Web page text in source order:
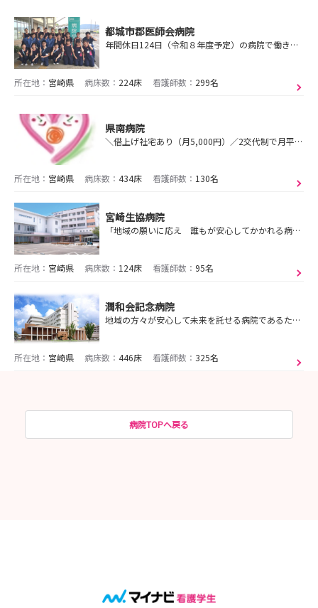
都城市郡医師会病院
年間休日124日（令和８年度予定）の病院で働きませんか？令和９年４月採用者試験（例年６月頃）及び看護部病院見学会（例年８月頃）実施します！
所在地： 宮崎県 病床数： 224床 看護師数： 299名
県南病院
＼借上げ社宅あり（月5,000円）／2交代制で月平均残業5時間◆自分のペースで働ける環境！ 福利厚生・休暇制度も充実◎【病院見学＆奨学金制度説明会も開催中！】
所在地： 宮崎県 病床数： 434床 看護師数： 130名
宮崎生協病院
「地域の願いに応え 誰もが安心してかかれる病院」
所在地： 宮崎県 病床数： 124床 看護師数： 95名
潤和会記念病院
地域の方々が安心して未来を託せる病院であるために、私たちは常に前向きに、挑戦的であり続けます
所在地： 宮崎県 病床数： 446床 看護師数： 325名
病院TOPへ戻る